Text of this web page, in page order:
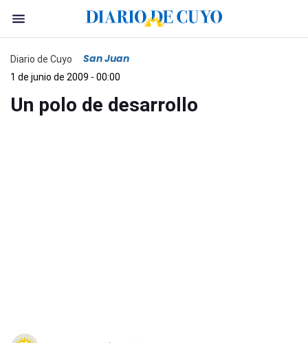
Diario de Cuyo San Juan
1 de junio de 2009 - 00:00
Un polo de desarrollo